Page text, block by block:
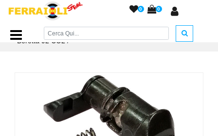
0 0
Home Page/RICAMBI/Ricambi Vari CO2/Sicura per
Beretta 92 CO2/